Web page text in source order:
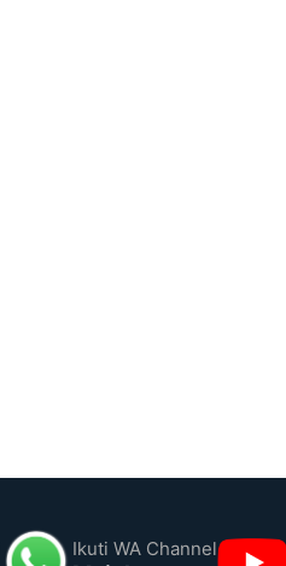
Ikuti WA Channel